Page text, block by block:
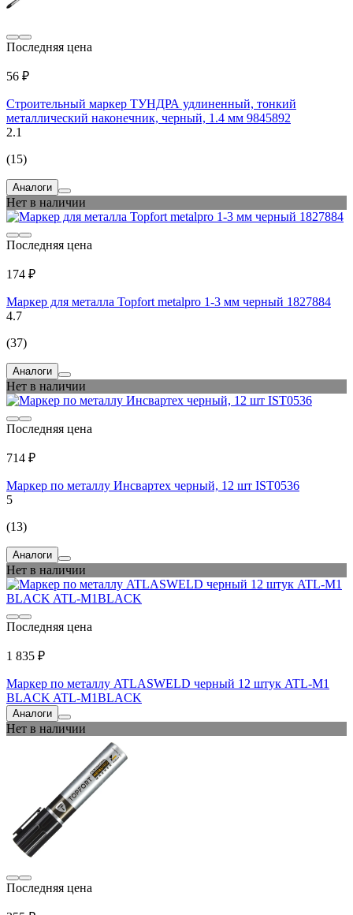
Последняя цена
56 ₽
Строительный маркер ТУНДРА удлиненный, тонкий
металлический наконечник, черный, 1.4 мм 9845892
2.1
(15)
Аналоги
Нет в наличии
Последняя цена
174 ₽
Маркер для металла Topfort metalpro 1-3 мм черный 1827884
4.7
(37)
Аналоги
Нет в наличии
Последняя цена
714 ₽
Маркер по металлу Инсвартех черный, 12 шт IST0536
5
(13)
Аналоги
Нет в наличии
Последняя цена
1 835 ₽
Маркер по металлу ATLASWELD черный 12 штук ATL-M1
BLACK ATL-M1BLACK
Аналоги
Нет в наличии
Последняя цена